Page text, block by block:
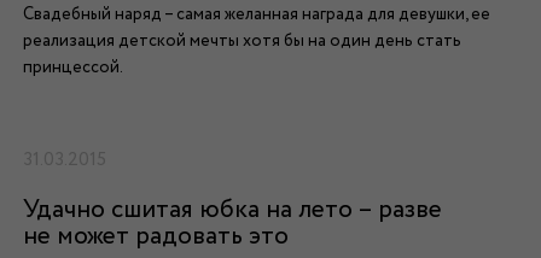
Свадебный наряд – самая желанная награда для девушки, ее
реализация детской мечты хотя бы на один день стать
принцессой.
31.03.2015
Удачно сшитая юбка на лето – разве
не может радовать это